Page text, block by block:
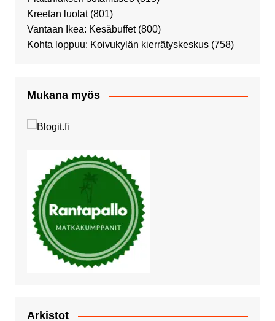
Kreetan luolat (801)
Vantaan Ikea: Kesäbuffet (800)
Kohta loppuu: Koivukylän kierrätyskeskus (758)
Mukana myös
Arkistot